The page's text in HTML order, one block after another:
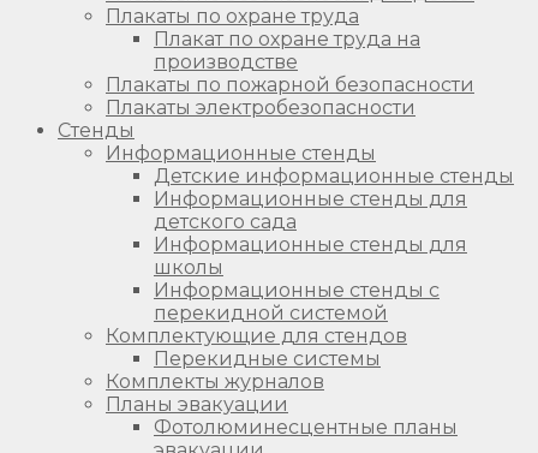
Плакаты по охране труда
Плакат по охране труда на
производстве
Плакаты по пожарной безопасности
Плакаты электробезопасности
Стенды
Информационные стенды
Детские информационные стенды
Информационные стенды для
детского сада
Информационные стенды для
школы
Информационные стенды с
перекидной системой
Комплектующие для стендов
Перекидные системы
Комплекты журналов
Планы эвакуации
Фотолюминесцентные планы